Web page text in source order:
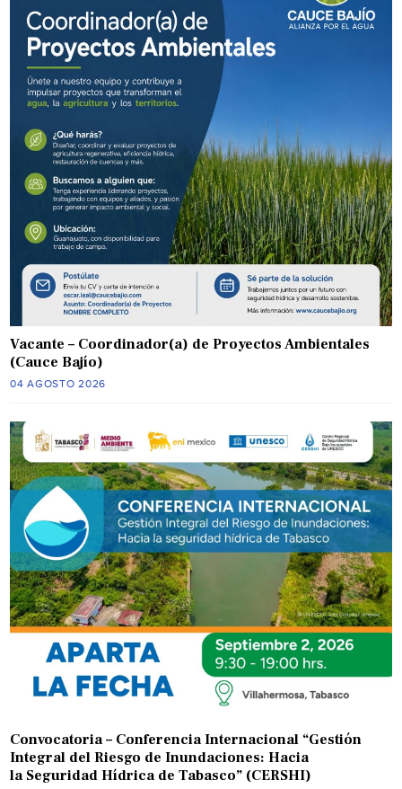
Vacante – Coordinador(a) de Proyectos Ambientales
(Cauce Bajío)
04 AGOSTO 2026
Convocatoria – Conferencia Internacional “Gestión
Integral del Riesgo de Inundaciones: Hacia
la Seguridad Hídrica de Tabasco” (CERSHI)